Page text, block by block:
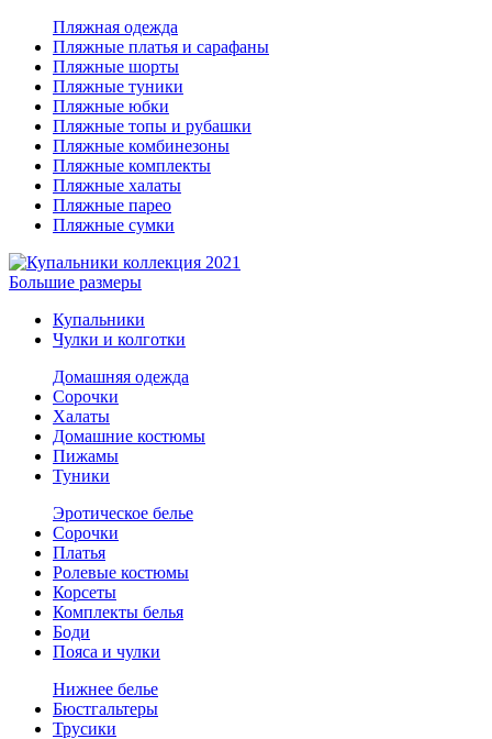
Пляжная одежда
Пляжные платья и сарафаны
Пляжные шорты
Пляжные туники
Пляжные юбки
Пляжные топы и рубашки
Пляжные комбинезоны
Пляжные комплекты
Пляжные халаты
Пляжные парео
Пляжные сумки
Большие размеры
Купальники
Чулки и колготки
Домашняя одежда
Сорочки
Халаты
Домашние костюмы
Пижамы
Туники
Эротическое белье
Сорочки
Платья
Ролевые костюмы
Корсеты
Комплекты белья
Боди
Пояса и чулки
Нижнее белье
Бюстгальтеры
Трусики